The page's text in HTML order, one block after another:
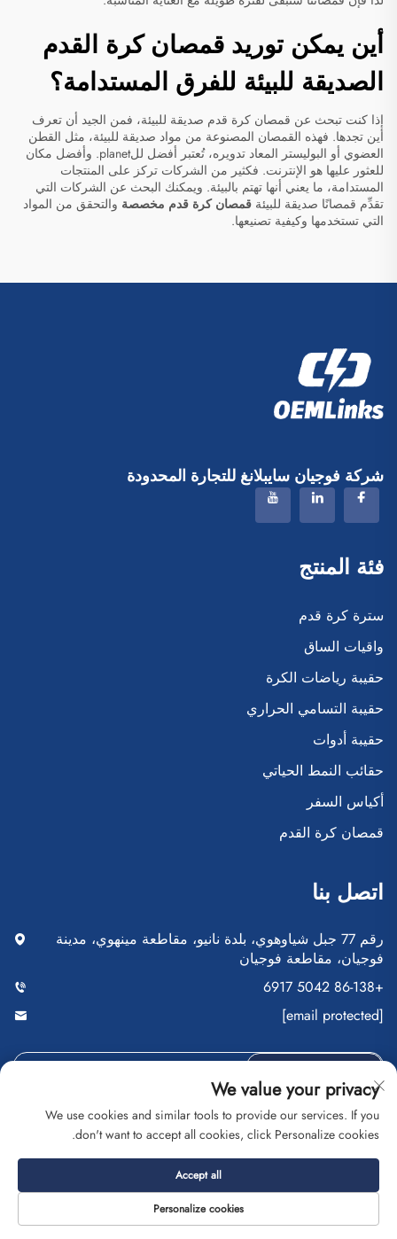
أين يمكن توريد قمصان كرة القدم
الصديقة للبيئة للفرق المستدامة؟
إذا كنت تبحث عن قمصان كرة قدم صديقة للبيئة، فمن الجيد أن تعرف
أين تجدها. فهذه القمصان المصنوعة من مواد صديقة للبيئة، مثل القطن
العضوي أو البوليستر المعاد تدويره، تُعتبر أفضل للplanet. وأفضل مكان
للعثور عليها هو الإنترنت. فكثير من الشركات تركز على المنتجات
المستدامة، ما يعني أنها تهتم بالبيئة. ويمكنك البحث عن الشركات التي
تقدِّم قمصانًا صديقة للبيئة قمصان كرة قدم مخصصة والتحقق من المواد
التي تستخدمها وكيفية تصنيعها.
شركة فوجيان سايبلانغ للتجارة المحدودة
فئة المنتج
سترة كرة قدم
واقيات الساق
حقيبة رياضات الكرة
حقيبة التسامي الحراري
حقيبة أدوات
حقائب النمط الحياتي
أكياس السفر
قمصان كرة القدم
اتصل بنا
رقم 77 جبل شياوهوي، بلدة نانيو، مقاطعة مينهوي، مدينة
فوجيان، مقاطعة فوجيان
+86-138 5042 6917
[email protected]
حقوق النشر © شركة فوجيان سايبلانغ للتجارة المحدودة. جميع
سياسة الخصوصية
اتصل بنا الخدمة
We value your privacy
We use cookies and similar tools to provide our services. If you
don't want to accept all cookies, click Personalize cookies.
Personalize cookies
Accept all